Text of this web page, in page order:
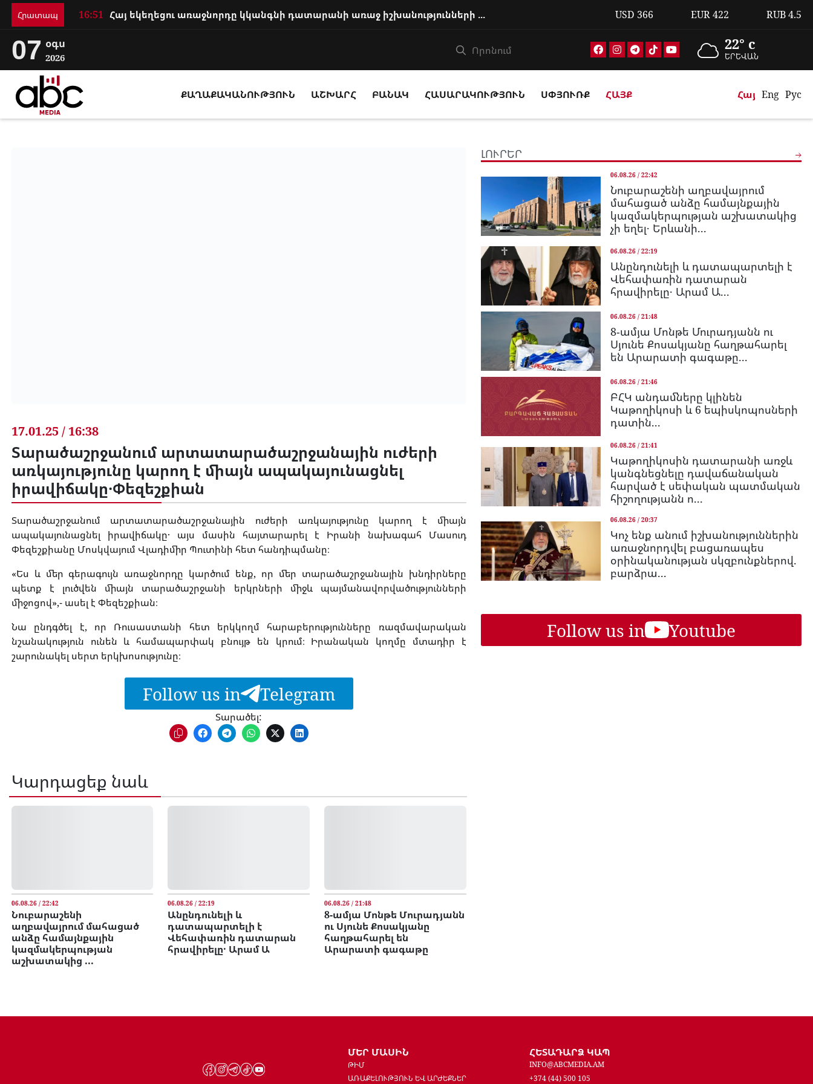
Հրատապ 16:51 Հայ եկեղեցու առաջնորդը կկանգնի դատարանի առաջ իշխանությունների հետ խորացո... USD 366 EUR422 RUB4.5
07 օգս
2026
22° c
ԵՐԵՎԱՆ
ՔԱՂԱՔԱԿԱՆՈՒԹՅՈՒՆ ԱՇԽԱՐՀ ԲԱՆԱԿ ՀԱՍԱՐԱԿՈՒԹՅՈՒՆ ՍՓՅՈՒՌՔ ՀԱՅՔ Հայ Eng Рус
17.01.25 / 16:38
Տարածաշրջանում արտատարածաշրջանային ուժերի
առկայությունը կարող է միայն ապակայունացնել
իրավիճակը․Փեզեշքիան
Տարածաշրջանում արտատարածաշրջանային ուժերի առկայությունը կարող է միայն
ապակայունացնել իրավիճակը․ այս մասին հայտարարել է Իրանի նախագահ Մասուդ
Փեզեշքիանը Մոսկվայում Վլադիմիր Պուտինի հետ հանդիպմանը։
«Ես և մեր գերագույն առաջնորդը կարծում ենք, որ մեր տարածաշրջանային խնդիրները
պետք է լուծվեն միայն տարածաշրջանի երկրների միջև պայմանավորվածությունների
միջոցով»,- ասել է Փեզեշքիան։
Նա ընդգծել է, որ Ռուսաստանի հետ երկկողմ հարաբերությունները ռազմավարական
նշանակություն ունեն և համապարփակ բնույթ են կրում։ Իրանական կողմը մտադիր է
շարունակել սերտ երկխոսությունը։
Follow us in Telegram
Տարածել:
Կարդացեք նաև
06.08.26 / 22:42
Նուբարաշենի
աղբավայրում մահացած
անձը համայնքային
կազմակերպության
աշխատակից ...
06.08.26 / 22:19
Անընդունելի և
դատապարտելի է
Վեհափառին դատարան
հրավիրելը․ Արամ Ա
06.08.26 / 21:48
8-ամյա Մոնթե Մուրադյանն
ու Սյունե Քոսակյանը
հաղթահարել են
Արարատի գագաթը
ԼՈՒՐԵՐ
06.08.26 / 22:42
Նուբարաշենի աղբավայրում
մահացած անձը համայնքային
կազմակերպության աշխատակից
չի եղել․ Երևանի...
06.08.26 / 22:19
Անընդունելի և դատապարտելի է
Վեհափառին դատարան
հրավիրելը․ Արամ Ա...
06.08.26 / 21:48
8-ամյա Մոնթե Մուրադյանն ու
Սյունե Քոսակյանը հաղթահարել
են Արարատի գագաթը...
06.08.26 / 21:46
ԲՀԿ անդամները կլինեն
Կաթողիկոսի և 6 եպիսկոպոսների
դատին...
06.08.26 / 21:41
Կաթողիկոսին դատարանի առջև
կանգնեցնելը դավաճանական
հարված է սեփական պատմական
հիշողությանն ո...
06.08.26 / 20:37
Կոչ ենք անում իշխանություններին
առաջնորդվել բացառապես
օրինականության սկզբունքներով.
բարձրա...
Follow us in Youtube
ՄԵՐ ՄԱՍԻՆ
ԹԻՄ
ԱՌԱՔԵԼՈՒԹՅՈՒՆ ԵՎ ԱՐԺԵՔՆԵՐ
ՀԵՏԱԴԱՐՁ ԿԱՊ
INFO@ABCMEDIA.AM
+374 (44) 500 105